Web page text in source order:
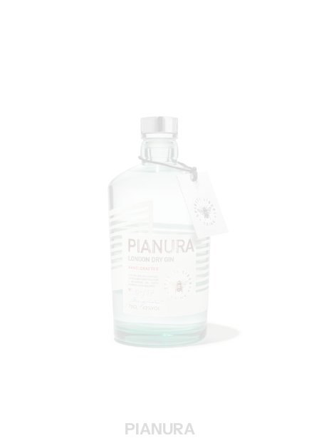
PIANURA